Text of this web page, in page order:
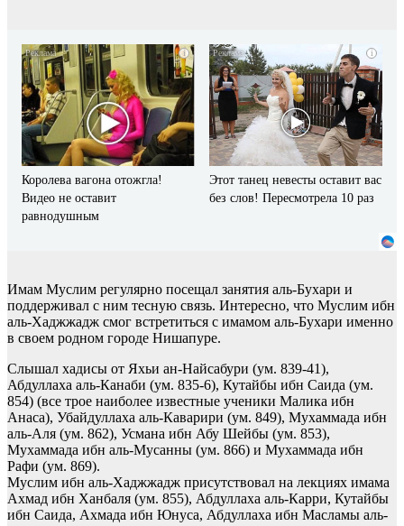
i
Королева вагона отожгла!
Видео не оставит
равнодушным
i
Этот танец невесты оставит вас
без слов! Пересмотрела 10 раз
Имам Муслим регулярно посещал занятия аль-Бухари и
поддерживал с ним тесную связь. Интересно, что Муслим ибн
аль-Хаджжадж смог встретиться с имамом аль-Бухари именно
в своем родном городе Нишапуре.
Слышал хадисы от Яхьи ан-Найсабури (ум. 839-41),
Абдуллаха аль-Канаби (ум. 835-6), Кутайбы ибн Саида (ум.
854) (все трое наиболее известные ученики Малика ибн
Анаса), Убайдуллаха аль-Каварири (ум. 849), Мухаммада ибн
аль-Аля (ум. 862), Усмана ибн Абу Шейбы (ум. 853),
Мухаммада ибн аль-Мусанны (ум. 866) и Мухаммада ибн
Рафи (ум. 869).
Муслим ибн аль-Хаджжадж присутствовал на лекциях имама
Ахмад ибн Ханбаля (ум. 855), Абдуллаха аль-Карри, Кутайбы
ибн Саида, Ахмада ибн Юнуса, Абдуллаха ибн Масламы аль-